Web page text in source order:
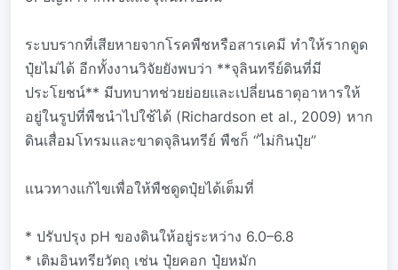
ระบบรากที่เสียหายจากโรคพืชหรือสารเคมี ทำให้รากดูด
ปุ๋ยไม่ได้ อีกทั้งงานวิจัยยังพบว่า **จุลินทรีย์ดินที่มี
ประโยชน์** มีบทบาทช่วยย่อยและเปลี่ยนธาตุอาหารให้
อยู่ในรูปที่พืชนำไปใช้ได้ (Richardson et al., 2009) หาก
ดินเสื่อมโทรมและขาดจุลินทรีย์ พืชก็ “ไม่กินปุ๋ย”
แนวทางแก้ไขเพื่อให้พืชดูดปุ๋ยได้เต็มที่
* ปรับปรุง pH ของดินให้อยู่ระหว่าง 6.0–6.8
* เติมอินทรียวัตถุ เช่น ปุ๋ยคอก ปุ๋ยหมัก